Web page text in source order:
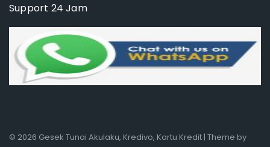
Support 24 Jam
© 2026 Gesek Tunai Akulaku, Kredivo, Kartu Kredit | Theme by